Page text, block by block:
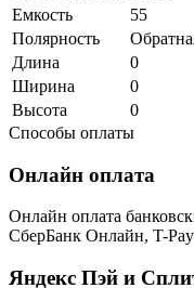
Емкость
55
Полярность
Длина
0
Ширина
0
Высота
0
Способы оплаты
Онлайн оплата
Онлайн оплата
СберБанк Онлайн, T-
Яндекс Пэй и